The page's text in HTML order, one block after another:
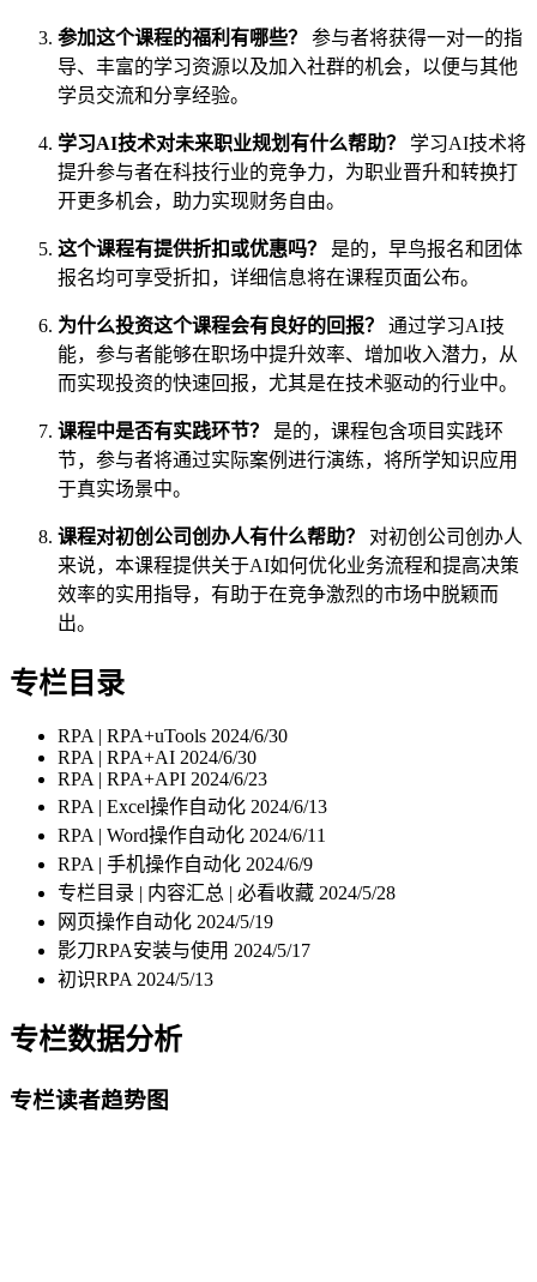
参加这个课程的福利有哪些？
参与者将获得一对一的指
导、丰富的学习资源以及加入社群的机会，以便与其他
学员交流和分享经验。
学习AI技术对未来职业规划有什么帮助？
学习AI技术将
提升参与者在科技行业的竞争力，为职业晋升和转换打
开更多机会，助力实现财务自由。
这个课程有提供折扣或优惠吗？
是的，早鸟报名和团体
报名均可享受折扣，详细信息将在课程页面公布。
为什么投资这个课程会有良好的回报？
通过学习AI技
能，参与者能够在职场中提升效率、增加收入潜力，从
而实现投资的快速回报，尤其是在技术驱动的行业中。
课程中是否有实践环节？
是的，课程包含项目实践环
节，参与者将通过实际案例进行演练，将所学知识应用
于真实场景中。
课程对初创公司创办人有什么帮助？
对初创公司创办人
来说，本课程提供关于AI如何优化业务流程和提高决策
效率的实用指导，有助于在竞争激烈的市场中脱颖而
出。
专栏目录
RPA | RPA+uTools 2024/6/30
RPA | RPA+AI 2024/6/30
RPA | RPA+API 2024/6/23
RPA | Excel操作自动化 2024/6/13
RPA | Word操作自动化 2024/6/11
RPA | 手机操作自动化 2024/6/9
专栏目录 | 内容汇总 | 必看收藏 2024/5/28
网页操作自动化 2024/5/19
影刀RPA安装与使用 2024/5/17
初识RPA 2024/5/13
专栏数据分析
专栏读者趋势图